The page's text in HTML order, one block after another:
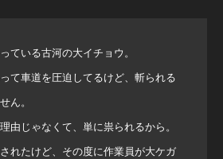
ている古河の大イチョウ。
て車道を圧迫してるけど、斬られる
ん。
由じゃなくて、単に祟られるから。
れたけど、その度に作業員が大ケガ